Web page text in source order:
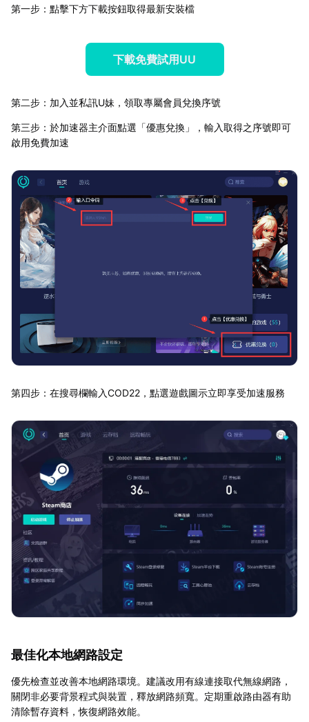
第一步：點擊下方下載按鈕取得最新安裝檔
下載免費試用UU
第二步：加入並私訊U妹，領取專屬會員兌換序號
第三步：於加速器主介面點選「優惠兌換」，輸入取得之序號即可
啟用免費加速
第四步：在搜尋欄輸入COD22，點選遊戲圖示立即享受加速服務
最佳化本地網路設定
優先檢查並改善本地網路環境。建議改用有線連接取代無線網路，
關閉非必要背景程式與裝置，釋放網路頻寬。定期重啟路由器有助
清除暫存資料，恢復網路效能。